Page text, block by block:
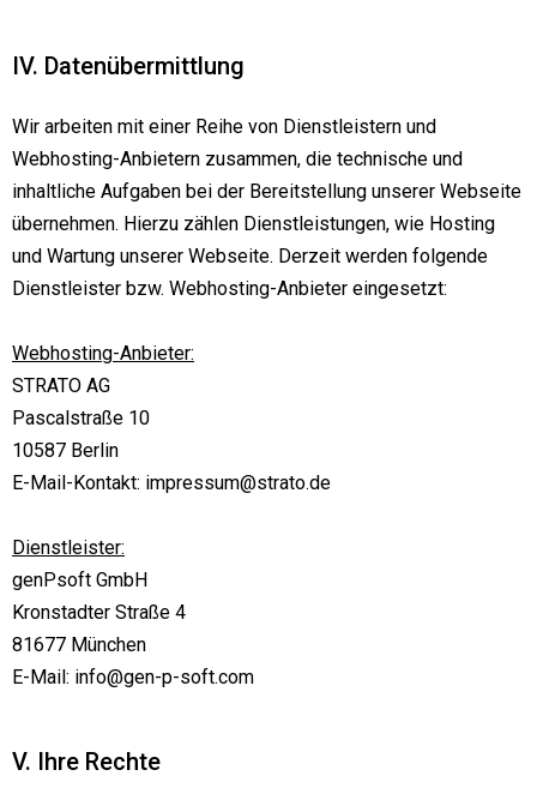
IV. Datenübermittlung
Wir arbeiten mit einer Reihe von Dienstleistern und
Webhosting-Anbietern zusammen, die technische und
inhaltliche Aufgaben bei der Bereitstellung unserer Webseite
übernehmen. Hierzu zählen Dienstleistungen, wie Hosting
und Wartung unserer Webseite. Derzeit werden folgende
Dienstleister bzw. Webhosting-Anbieter eingesetzt:
Webhosting-Anbieter:
STRATO AG
Pascalstraße 10
10587 Berlin
E-Mail-Kontakt: impressum@strato.de
Dienstleister:
genPsoft GmbH
Kronstadter Straße 4
81677 München
E-Mail: info@gen-p-soft.com
V. Ihre Rechte